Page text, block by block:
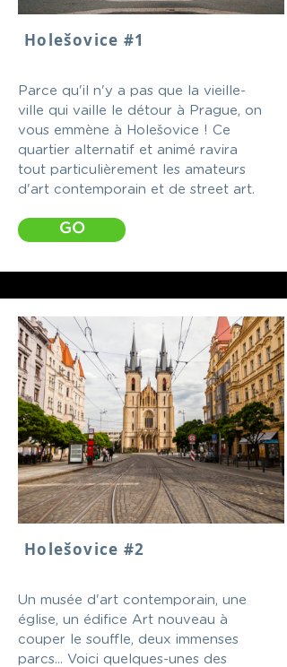
Holešovice #1
Parce qu'il n'y a pas que la vieille-
ville qui vaille le détour à Prague, on
vous emmène à Holešovice ! Ce
quartier alternatif et animé ravira
tout particulièrement les amateurs
d'art contemporain et de street art.
GO
Holešovice #2
Un musée d'art contemporain, une
église, un édifice Art nouveau à
couper le souffle, deux immenses
parcs... Voici quelques-unes des